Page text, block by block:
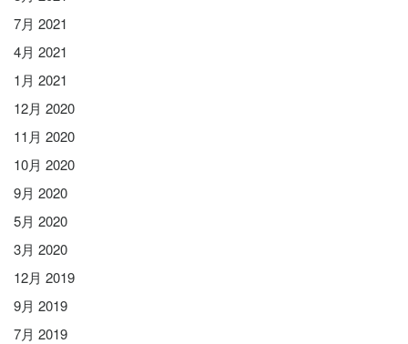
7月 2021
4月 2021
1月 2021
12月 2020
11月 2020
10月 2020
9月 2020
5月 2020
3月 2020
12月 2019
9月 2019
7月 2019